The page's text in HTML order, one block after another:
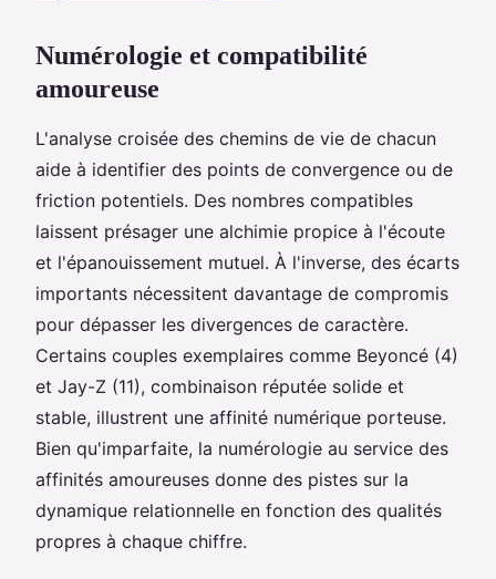
Numérologie et compatibilité
amoureuse
L'analyse croisée des chemins de vie de chacun
aide à identifier des points de convergence ou de
friction potentiels. Des nombres compatibles
laissent présager une alchimie propice à l'écoute
et l'épanouissement mutuel. À l'inverse, des écarts
importants nécessitent davantage de compromis
pour dépasser les divergences de caractère.
Certains couples exemplaires comme Beyoncé (4)
et Jay-Z (11), combinaison réputée solide et
stable, illustrent une affinité numérique porteuse.
Bien qu'imparfaite, la numérologie au service des
affinités amoureuses donne des pistes sur la
dynamique relationnelle en fonction des qualités
propres à chaque chiffre.